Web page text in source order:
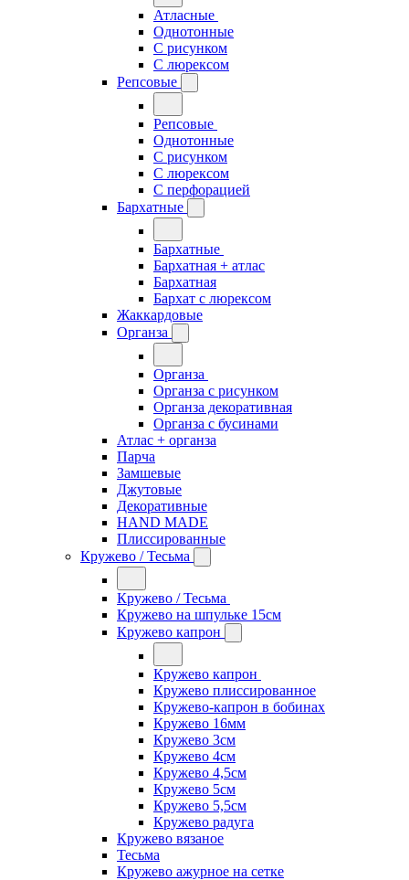
Атласные
Однотонные
С рисунком
С люрексом
Репсовые
Репсовые
Однотонные
С рисунком
С люрексом
С перфорацией
Бархатные
Бархатные
Бархатная + атлас
Бархатная
Бархат с люрексом
Жаккардовые
Органза
Органза
Органза с рисунком
Органза декоративная
Органза с бусинами
Атлас + органза
Парча
Замшевые
Джутовые
Декоративные
HAND MADE
Плиссированные
Кружево / Тесьма
Кружево / Тесьма
Кружево на шпульке 15см
Кружево капрон
Кружево капрон
Кружево плиссированное
Кружево-капрон в бобинах
Кружево 16мм
Кружево 3см
Кружево 4см
Кружево 4,5см
Кружево 5см
Кружево 5,5см
Кружево радуга
Кружево вязаное
Тесьма
Кружево ажурное на сетке